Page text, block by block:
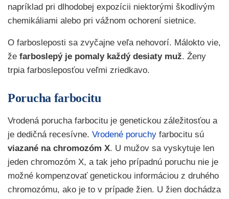
napríklad pri dlhodobej expozícii niektorými škodlivým
chemikáliami alebo pri vážnom ochorení sietnice.
O farbosleposti sa zvyčajne veľa nehovorí. Málokto vie,
že farboslepý je pomaly každý desiaty muž. Ženy
trpia farbosleposťou veľmi zriedkavo.
Porucha farbocitu
Vrodená porucha farbocitu je genetickou záležitosťou a
je dedičná recesívne. Vrodené poruchy farbocitu sú
viazané na chromozóm X. U mužov sa vyskytuje len
jeden chromozóm X, a tak jeho prípadnú poruchu nie je
možné kompenzovať genetickou informáciou z druhého
chromozómu, ako je to v prípade žien. U žien dochádza